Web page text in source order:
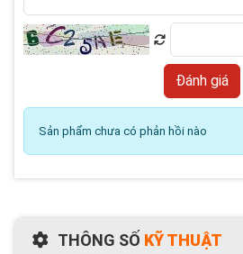
Sản phẩm chưa có phản hồi nào
THÔNG SỐ KỸ THUẬT